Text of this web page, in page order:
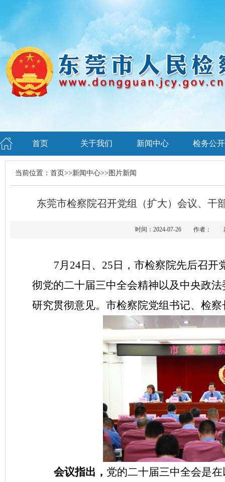
首页 关于我们 新闻中心 检务公开
当前位置： 首页>>新闻中心>> 图片新闻
东莞市检察院召开党组（扩大）会议、干
时间：2024-07-26 作者：
7月24日、25日，市检察院先后召
彻党的二十届三中全会精神以及中央政
研究贯彻意见。市检察院党组书记、检
会议指出， 党的二十届三中全会是